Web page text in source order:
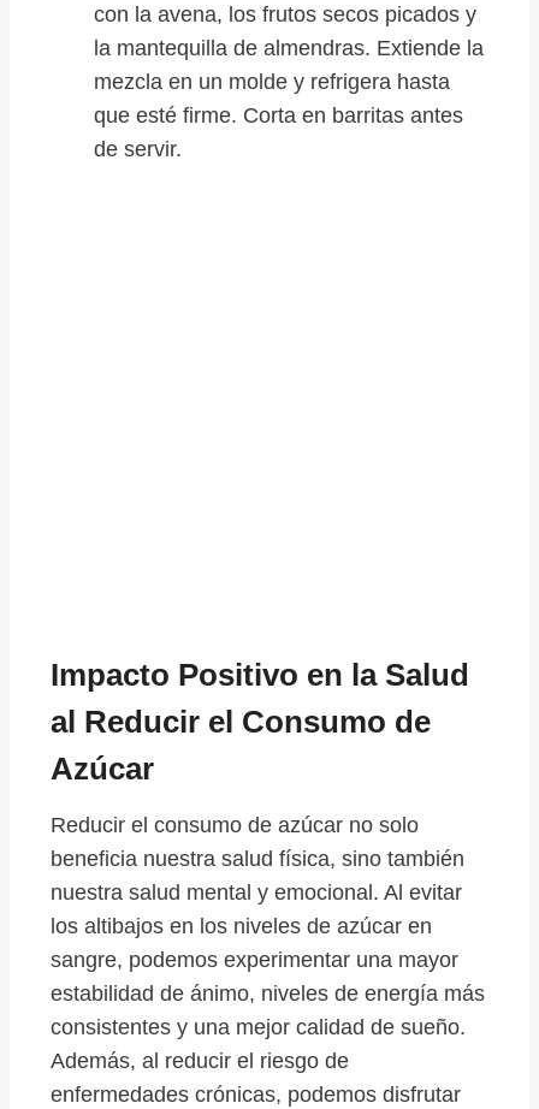
con la avena, los frutos secos picados y
la mantequilla de almendras. Extiende la
mezcla en un molde y refrigera hasta
que esté firme. Corta en barritas antes
de servir.
Impacto Positivo en la Salud
al Reducir el Consumo de
Azúcar
Reducir el consumo de azúcar no solo
beneficia nuestra salud física, sino también
nuestra salud mental y emocional. Al evitar
los altibajos en los niveles de azúcar en
sangre, podemos experimentar una mayor
estabilidad de ánimo, niveles de energía más
consistentes y una mejor calidad de sueño.
Además, al reducir el riesgo de
enfermedades crónicas, podemos disfrutar